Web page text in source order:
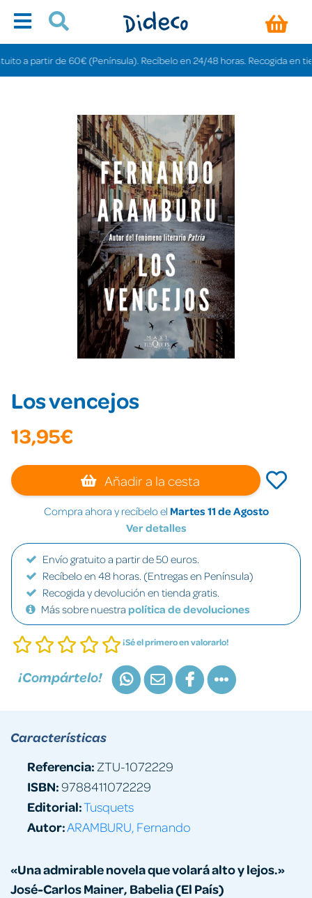
partir de 60€ (Península). Recíbelo en 24/48 horas. Recogida en
Los vencejos
13,95€
Añadir a la cesta
Compra ahora y recíbelo el Martes 11 de Agosto
Ver detalles
Envío gratuito a partir de 50 euros.
Recíbelo en 48 horas. (Entregas en Península)
Recogida y devolución en tienda gratis.
Más sobre nuestra política de devoluciones
¡Sé el primero en valorarlo!
¡Compártelo!
«Una admirable novela que volará alto y lejos.»
José-Carlos Mainer, Babelia (El País)
Características
Referencia: ZTU-1072229
ISBN:9788411072229
Editorial:Tusquets
Autor:ARAMBURU, Fernando